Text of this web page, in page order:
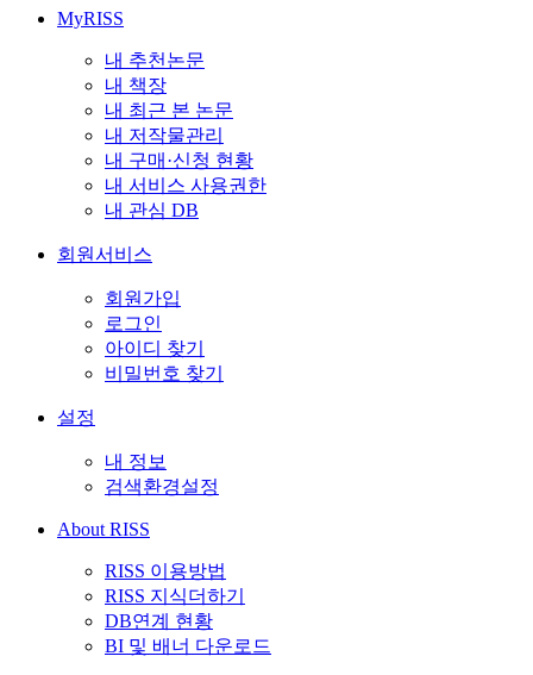
MyRISS
내 추천논문
내 책장
내 최근 본 논문
내 저작물관리
내 구매·신청 현황
내 서비스 사용권한
내 관심 DB
회원서비스
회원가입
로그인
아이디 찾기
비밀번호 찾기
설정
내 정보
검색환경설정
About RISS
RISS 이용방법
RISS 지식더하기
DB연계 현황
BI 및 배너 다운로드